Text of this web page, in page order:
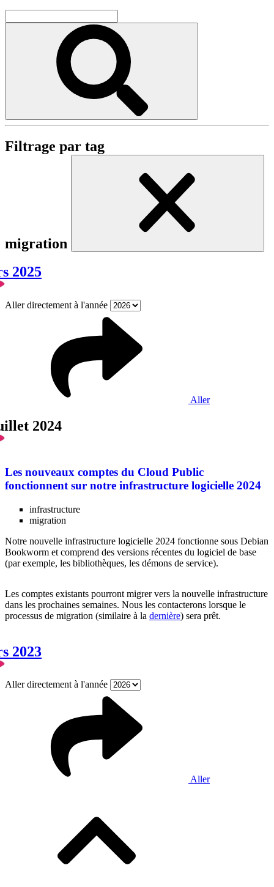
Filtrage par tag
migration
2025
Aller directement à l'année
Aller
2024
Les nouveaux comptes du Cloud Public
fonctionnent sur notre infrastructure logicielle 2024
infrastructure
migration
Notre nouvelle infrastructure logicielle 2024 fonctionne sous Debian
Bookworm et comprend des versions récentes du logiciel de base
(par exemple, les bibliothèques, les démons de service).
Les comptes existants pourront migrer vers la nouvelle infrastructure
dans les prochaines semaines. Nous les contacterons lorsque le
processus de migration (similaire à la dernière) sera prêt.
2023
Aller directement à l'année
Aller